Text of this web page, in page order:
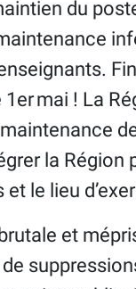
du
mai ! La
la Région
le lieu
et
de